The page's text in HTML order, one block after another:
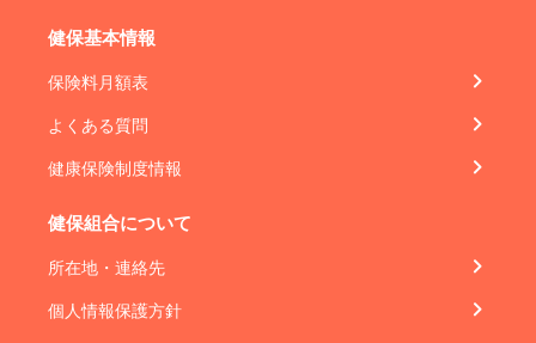
健保基本情報
保険料月額表
よくある質問
健康保険制度情報
健保組合について
所在地・連絡先
個人情報保護方針